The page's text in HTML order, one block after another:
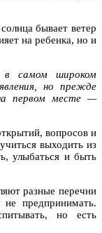
бывает ветер
на ребенка, но и
в самом широком
но прежде
первом месте —
вопросов и
выходить из
улыбаться и быть
разные перечни
предпринимать.
но есть